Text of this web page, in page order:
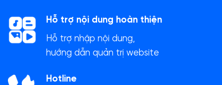
Hỗ trợ nội dung hoàn thiện
Hỗ trợ nhập nội dung,
hướng dẫn quản trị website
Hotline